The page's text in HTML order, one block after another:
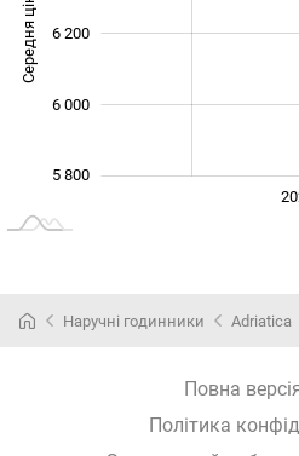
Середня ціна 5 800
5 800
6 000
6 200
Наручні годинники Adriatica
Повна
Політика